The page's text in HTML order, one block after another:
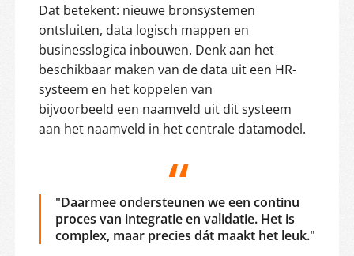
Dat betekent: nieuwe bronsystemen
ontsluiten, data logisch mappen en
businesslogica inbouwen. Denk aan het
beschikbaar maken van de data uit een HR-
systeem en het koppelen van
bijvoorbeeld een naamveld uit dit systeem
aan het naamveld in het centrale datamodel.
"Daarmee ondersteunen we een continu
proces van integratie en validatie. Het is
complex, maar precies dát maakt het leuk."